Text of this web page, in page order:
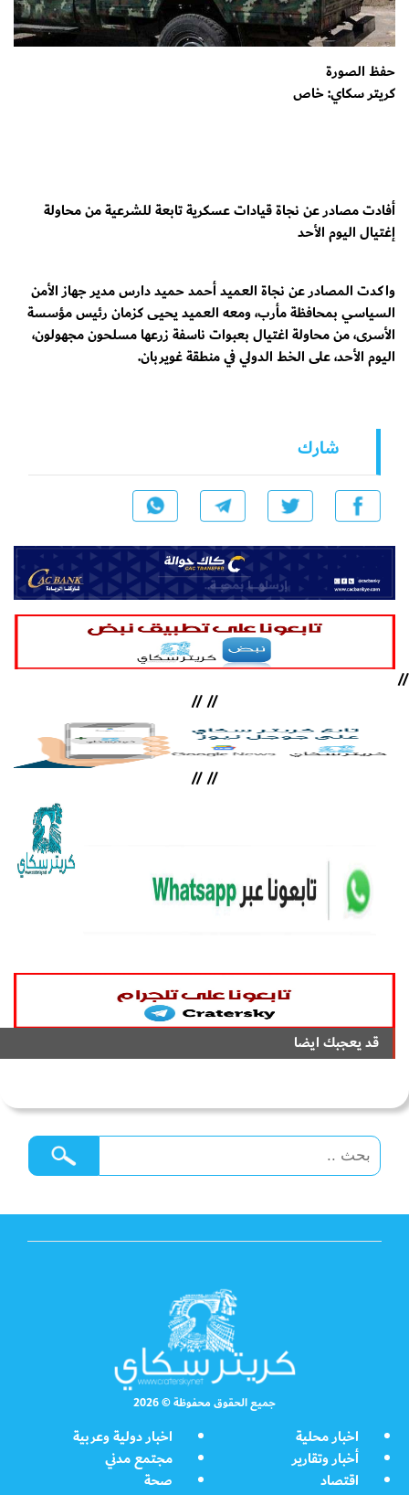
حفظ الصورة
كريتر سكاي: خاص
أفادت مصادر عن نجاة قيادات عسكرية تابعة للشرعية من محاولة
إغتيال اليوم الأحد
واكدت المصادر عن نجاة العميد أحمد حميد دارس مدير جهاز الأمن
السياسي بمحافظة مأرب، ومعه العميد يحيى كزمان رئيس مؤسسة
الأسرى، من محاولة اغتيال بعبوات ناسفة زرعها مسلحون مجهولون،
اليوم الأحد، على الخط الدولي في منطقة غويربان.
شارك
//
//
//
//
//
قد يعجبك ايضا
جميع الحقوق محفوظة © 2026
اخبار محلية
اخبار دولية وعربية
أخبار وتقارير
مجتمع مدني
اقتصاد
صحة